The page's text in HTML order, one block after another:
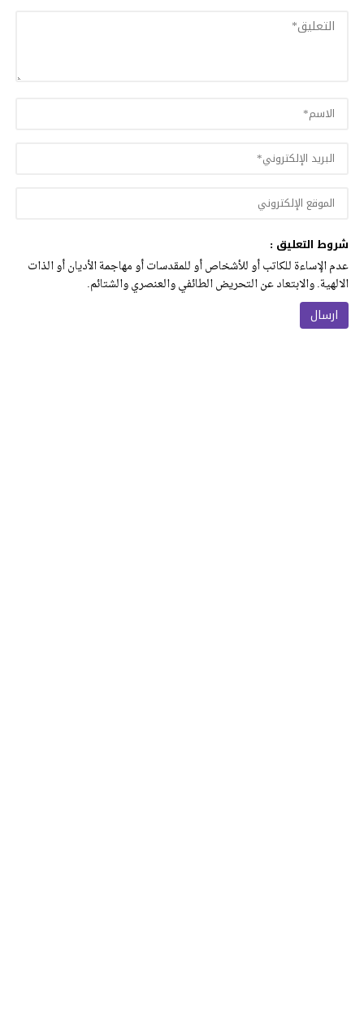
شروط التعليق :
عدم الإساءة للكاتب أو للأشخاص أو للمقدسات أو مهاجمة الأديان أو الذات
الالهية. والابتعاد عن التحريض الطائفي والعنصري والشتائم.